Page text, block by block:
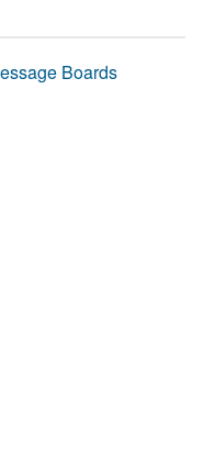
Boards